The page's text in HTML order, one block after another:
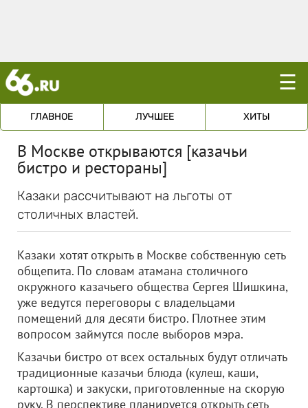
☰
ГЛАВНОЕ ЛУЧШЕЕ ХИТЫ
В Москве открываются [казачьи
бистро и рестораны]
Казаки рассчитывают на льготы от
столичных властей.
Казаки хотят открыть в Москве собственную сеть
общепита. По словам атамана столичного
окружного казачьего общества Сергея Шишкина,
уже ведутся переговоры с владельцами
помещений для десяти бистро. Плотнее этим
вопросом займутся после выборов мэра.
Казачьи бистро от всех остальных будут отличать
традиционные казачьи блюда (кулеш, каши,
картошка) и закуски, приготовленные на скорую
руку. В перспективе планируется открыть сеть